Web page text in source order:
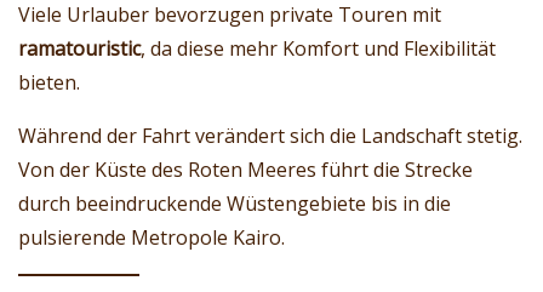
Viele Urlauber bevorzugen private Touren mit
ramatouristic, da diese mehr Komfort und Flexibilität
bieten.
Während der Fahrt verändert sich die Landschaft stetig.
Von der Küste des Roten Meeres führt die Strecke
durch beeindruckende Wüstengebiete bis in die
pulsierende Metropole Kairo.